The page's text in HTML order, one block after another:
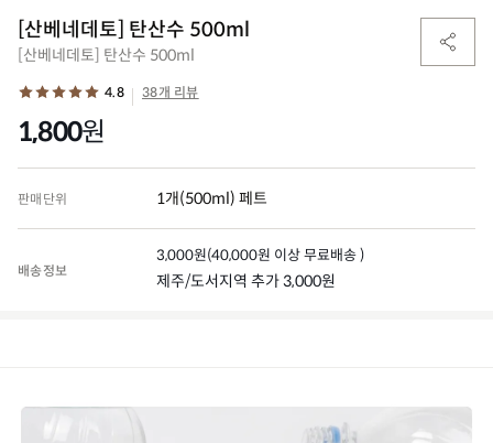
[산베네데토] 탄산수 500ml
[산베네데토] 탄산수 500ml
4.8 38개 리뷰
1,800원
판매단위 1개(500ml) 페트
배송정보
3,000원(40,000원 이상 무료배송 )
제주/도서지역 추가 3,000원